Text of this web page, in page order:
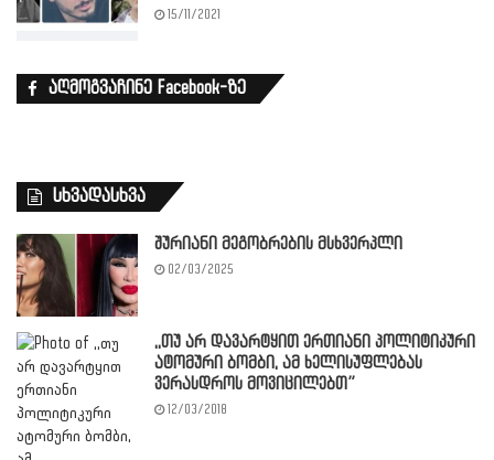
15/11/2021
აღმოგვაჩინე Facebook-ზე
სხვადასხვა
შურიანი მეგობრების მსხვერპლი
02/03/2025
,,თუ არ დავარტყით ერთიანი პოლიტიკური
ატომური ბომბი, ამ ხელისუფლებას
ვერასდროს მოვიცილებთ”
12/03/2018